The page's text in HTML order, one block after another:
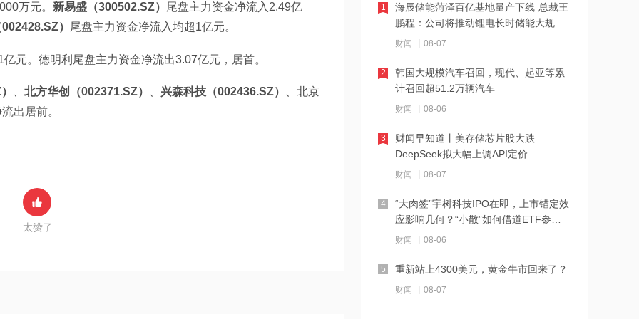
万元。 新易盛（300502.SZ）
尾盘主力资金净流入2.49亿
）
尾盘主力资金净流入均超1亿元。
元。德明利尾盘主力资金净流出3.07亿元，居首。
北方华创（002371.SZ） 兴森科技（002436.SZ）
、北京
出居前。
太赞了
2026-08-07 21:23
下周285.22亿元市值限售股解禁 陆家嘴
2026-08-07 21:20
中国再保险：何兴达董事任职资格获国
2026-08-07 21:16
海川智能：公司自动衡器产品没有应用
2026-08-07 21:14
南大光电：公司高纯磷烷产能为140吨/
2026-08-07 21:13
海辰储能菏泽百亿基地量产下线 总裁王
鹏程：公司将推动锂电长时储能大规模
交付
财闻 08-07
1
韩国大规模汽车召回，现代、起亚等累
计召回超51.2万辆汽车
财闻 08-06
2
财闻早知道丨美存储芯片股大跌
DeepSeek拟大幅上调API定价
财闻 08-07
3
“大肉签”宇树科技IPO在即，上市锚定效
应影响几何？“小散”如何借道ETF参
与？
财闻 08-06
4
重新站上4300美元，黄金牛市回来了？
财闻 08-07
5